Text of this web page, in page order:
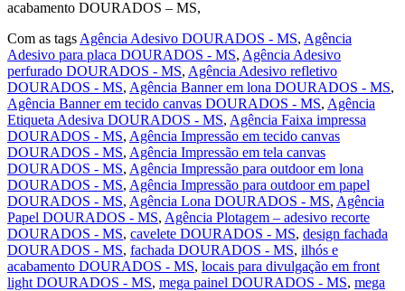
acabamento DOURADOS – MS,
Com as tags Agência Adesivo DOURADOS - MS, Agência
Adesivo para placa DOURADOS - MS, Agência Adesivo
perfurado DOURADOS - MS, Agência Adesivo refletivo
DOURADOS - MS, Agência Banner em lona DOURADOS - MS,
Agência Banner em tecido canvas DOURADOS - MS, Agência
Etiqueta Adesiva DOURADOS - MS, Agência Faixa impressa
DOURADOS - MS, Agência Impressão em tecido canvas
DOURADOS - MS, Agência Impressão em tela canvas
DOURADOS - MS, Agência Impressão para outdoor em lona
DOURADOS - MS, Agência Impressão para outdoor em papel
DOURADOS - MS, Agência Lona DOURADOS - MS, Agência
Papel DOURADOS - MS, Agência Plotagem – adesivo recorte
DOURADOS - MS, cavelete DOURADOS - MS, design fachada
DOURADOS - MS, fachada DOURADOS - MS, ilhós e
acabamento DOURADOS - MS, locais para divulgação em front
light DOURADOS - MS, mega painel DOURADOS - MS, mega